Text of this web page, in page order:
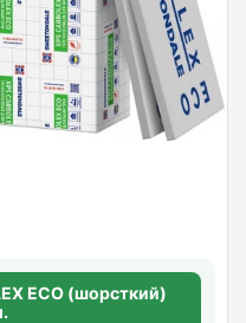
ECO (шорсткий)